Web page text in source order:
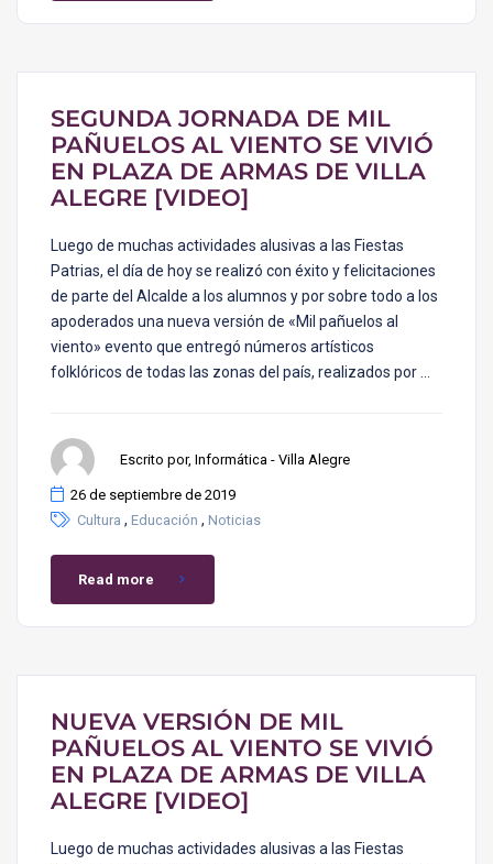
SEGUNDA JORNADA DE MIL
PAÑUELOS AL VIENTO SE VIVIÓ
EN PLAZA DE ARMAS DE VILLA
ALEGRE [VIDEO]
Luego de muchas actividades alusivas a las Fiestas
Patrias, el día de hoy se realizó con éxito y felicitaciones
de parte del Alcalde a los alumnos y por sobre todo a los
apoderados una nueva versión de «Mil pañuelos al
viento» evento que entregó números artísticos
folklóricos de todas las zonas del país, realizados por …
Escrito por, Informática - Villa Alegre
26 de septiembre de 2019
Cultura , Educación , Noticias
Read more
NUEVA VERSIÓN DE MIL
PAÑUELOS AL VIENTO SE VIVIÓ
EN PLAZA DE ARMAS DE VILLA
ALEGRE [VIDEO]
Luego de muchas actividades alusivas a las Fiestas